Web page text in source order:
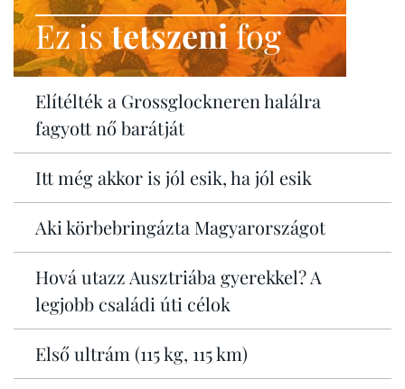
Ez istetszenifog
Elítélték a Grossglockneren halálra
fagyott nő barátját
Itt még akkor is jól esik, ha jól esik
Aki körbebringázta Magyarországot
Hová utazz Ausztriába gyerekkel? A
legjobb családi úti célok
Első ultrám (115 kg, 115 km)